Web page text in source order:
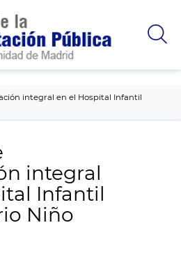
integral en el Hospital Infantil
integral
Infantil
Niño